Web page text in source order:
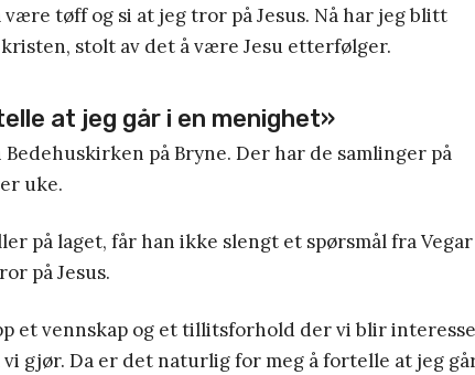
tøff og si at jeg tror på Jesus. Nå har jeg blitt
stolt av det å være Jesu etterfølger.
at jeg går i en menighet»
på Bryne. Der har de samlinger på
uke.
på laget, får han ikke slengt et spørsmål fra
på Jesus.
et vennskap og et tillitsforhold der vi blir
gjør. Da er det naturlig for meg å fortelle at jeg